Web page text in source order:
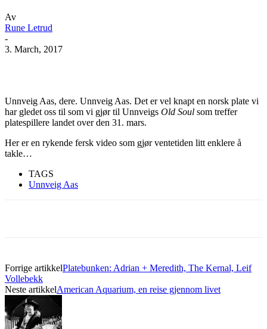
Av
Rune Letrud
-
3. March, 2017
Unnveig Aas, dere. Unnveig Aas. Det er vel knapt en norsk plate vi
har gledet oss til som vi gjør til Unnveigs Old Soul som treffer
platespillere landet over den 31. mars.
Her er en rykende fersk video som gjør ventetiden litt enklere å
takle…
TAGS
Unnveig Aas
Forrige artikkelPlatebunken: Adrian + Meredith, The Kernal, Leif
Vollebekk
Neste artikkelAmerican Aquarium, en reise gjennom livet